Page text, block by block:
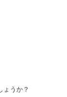
ょうか？